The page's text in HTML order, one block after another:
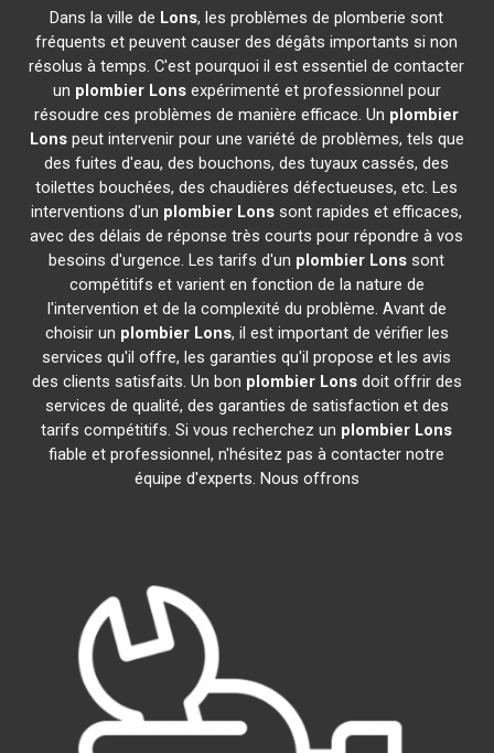
Dans la ville de Lons, les problèmes de plomberie sont
fréquents et peuvent causer des dégâts importants si non
résolus à temps. C'est pourquoi il est essentiel de contacter
un plombier Lonsexpérimenté et professionnel pour
résoudre ces problèmes de manière efficace. Un plombier
Lonspeut intervenir pour une variété de problèmes, tels que
des fuites d'eau, des bouchons, des tuyaux cassés, des
toilettes bouchées, des chaudières défectueuses, etc. Les
interventions d'un plombier Lons sont rapides et efficaces,
avec des délais de réponse très courts pour répondre à vos
besoins d'urgence. Les tarifs d'un plombier Lons sont
compétitifs et varient en fonction de la nature de
l'intervention et de la complexité du problème. Avant de
choisir un plombier Lons, il est important de vérifier les
services qu'il offre, les garanties qu'il propose et les avis
des clients satisfaits. Un bon plombier Lonsdoit offrir des
services de qualité, des garanties de satisfaction et des
tarifs compétitifs. Si vous recherchez un plombier Lons
fiable et professionnel, n'hésitez pas à contacter notre
équipe d'experts. Nous offrons